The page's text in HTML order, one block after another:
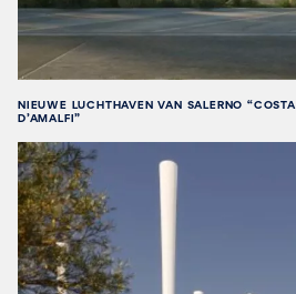
NIEUWE LUCHTHAVEN VAN SALERNO “COSTA
D’AMALFI”